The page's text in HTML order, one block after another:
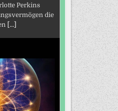
Perkins
die
[...]